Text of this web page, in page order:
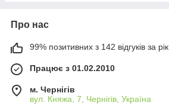
Про нас
99% позитивних з 142 відгуків за рік
Працює з 01.02.2010
м. Чернігів
вул. Княжа, 7, Чернігів, Україна